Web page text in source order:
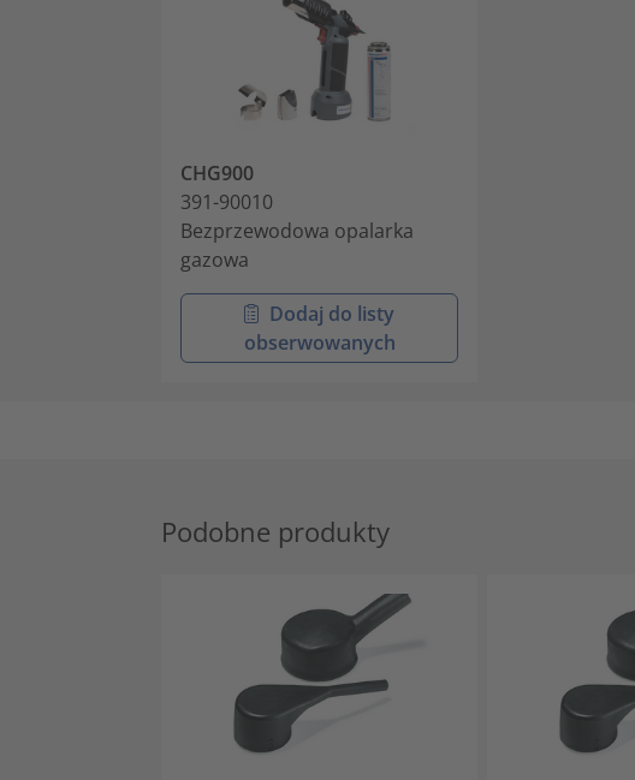
CHG900
391-90010
Bezprzewodowa opalarka
gazowa
Dodaj do listy
obserwowanych
Podobne produkty